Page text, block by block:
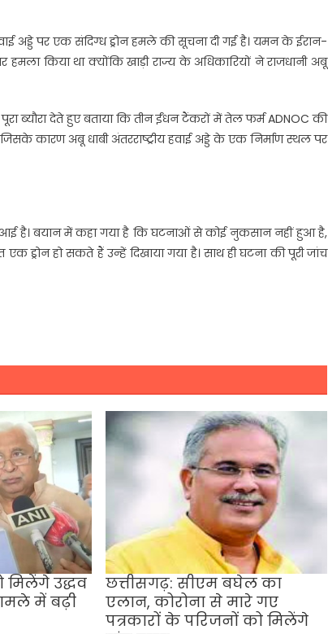
अड्डे पर एक संदिग्ध ड्रोन हमले की सूचना दी गई है। यमन के ईरान-
हमला किया था क्योंकि खाड़ी राज्य के अधिकारियों ने राजधानी अबू
ब्यौरा देते हुए बताया कि तीन ईंधन टैंकरों में तेल फर्म ADNOC की
कारण अबू धाबी अंतरराष्ट्रीय हवाई अड्डे के एक निर्माण स्थल पर
है। बयान में कहा गया है कि घटनाओं से कोई नुकसान नहीं हुआ है,
ड्रोन हो सकते हैं उन्हें दिखाया गया है। साथ ही घटना की पूरी जांच
मिलेंगे उद्धव
में बढ़ी
छत्तीसगढ़: सीएम बघेल का
एलान, कोरोना से मारे गए
पत्रकारों के परिजनों को मिलेंगे